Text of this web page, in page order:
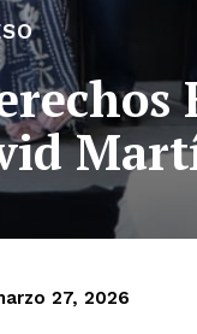
27, 2026